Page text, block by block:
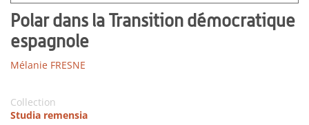
Polar dans la Transition démocratique
espagnole
Mélanie FRESNE
Collection
Studia remensia